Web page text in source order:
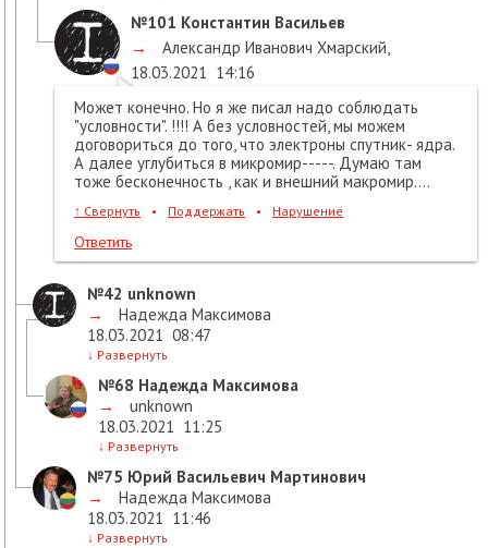
№101 Константин Васильев
→
Александр Иванович Хмарский,
18.03.2021 14:16
Может конечно. Но я же писал надо соблюдать
"условности". !!!! А без условностей, мы можем
договориться до того, что электроны спутник- ядра.
А далее углубиться в микромир-----. Думаю там
тоже бесконечность , как и внешний макромир....
↑ Свернуть • Поддержать • Нарушение
Ответить
№42 unknown
→
Надежда Максимова
18.03.2021 08:47
↓ Развернуть
№68 Надежда Максимова
→
unknown
18.03.2021 11:25
↓ Развернуть
№75 Юрий Васильевич Мартинович
→
Надежда Максимова
18.03.2021 11:46
↓ Развернуть